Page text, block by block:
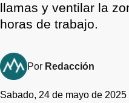
llamas y ventilar la
horas de trabajo.
Por Redacción
Sabado, 24 de mayo de 2025